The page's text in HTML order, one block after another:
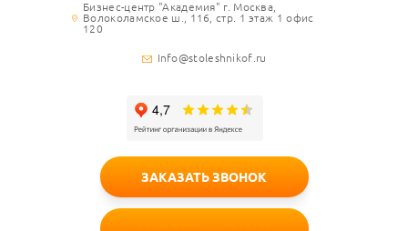
Бизнес-центр "Академия" г. Москва,
Волоколамское ш., 116, стр. 1 этаж 1 офис
120
Info@stoleshnikof.ru
ЗАКАЗАТЬ ЗВОНОК